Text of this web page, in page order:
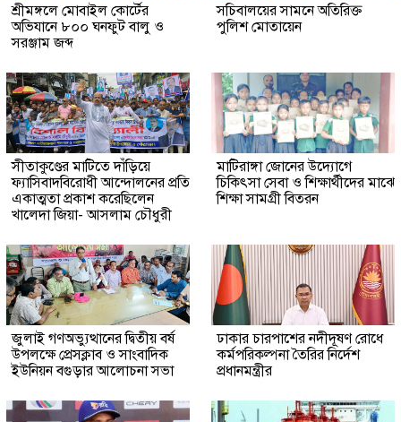
শ্রীমঙ্গলে মোবাইল কোর্টের
অভিযানে ৮০০ ঘনফুট বালু ও
সরঞ্জাম জব্দ
সচিবালয়ের সামনে অতিরিক্ত
পুলিশ মোতায়েন
সীতাকুণ্ডের মাটিতে দাঁড়িয়ে
ফ্যাসিবাদবিরোধী আন্দোলনের প্রতি
একাত্মতা প্রকাশ করেছিলেন
খালেদা জিয়া- আসলাম চৌধুরী
মাটিরাঙ্গা জোনের উদ্যোগে
চিকিৎসা সেবা ও শিক্ষার্থীদের মাঝে
শিক্ষা সামগ্রী বিতরন
জুলাই গণঅভ্যুত্থানের দ্বিতীয় বর্ষ
উপলক্ষে প্রেসক্লাব ও সাংবাদিক
ইউনিয়ন বগুড়ার আলোচনা সভা
ঢাকার চারপাশের নদীদূষণ রোধে
কর্মপরিকল্পনা তৈরির নির্দেশ
প্রধানমন্ত্রীর